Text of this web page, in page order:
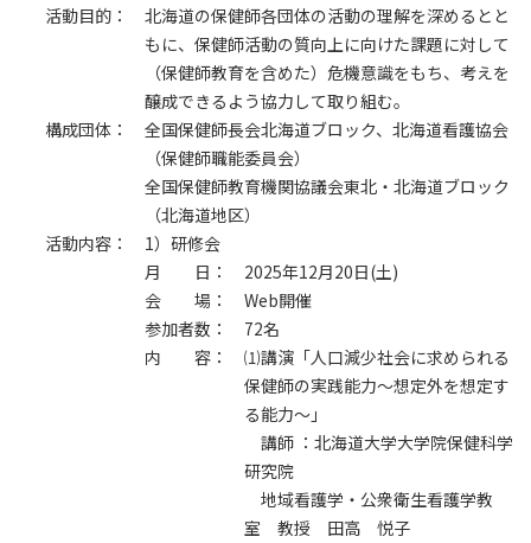
活動目的：
北海道の保健師各団体の活動の理解を深めるとと
もに、保健師活動の質向上に向けた課題に対して
（保健師教育を含めた）危機意識をもち、考えを
醸成できるよう協力して取り組む。
構成団体：
全国保健師長会北海道ブロック、北海道看護協会
（保健師職能委員会）
全国保健師教育機関協議会東北・北海道ブロック
（北海道地区）
活動内容：
1）研修会
月 日：
2025年12月20日(土)
会 場：
Web開催
参加者数：
72名
内 容：
⑴講演「人口減少社会に求められる
保健師の実践能力～想定外を想定す
る能力～」
講師 ：北海道大学大学院保健科学
研究院
地域看護学・公衆衛生看護学教
室 教授 田高 悦子